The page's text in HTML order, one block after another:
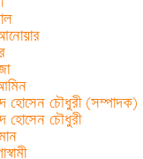
হোসেন চৌধুরী (সম্পাদক)
হোসেন চৌধুরী